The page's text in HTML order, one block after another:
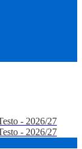
- 2026/27
- 2026/27